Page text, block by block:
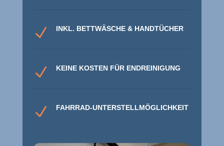
N INKL. BETTWÄSCHE & HANDTÜCHER
N KEINE KOSTEN FÜR ENDREINIGUNG
N FAHRRAD-UNTERSTELLMÖGLICHKEIT